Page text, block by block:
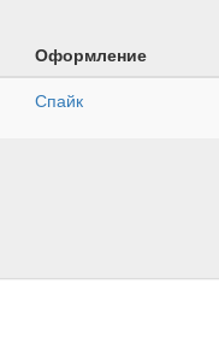
Оформление
Спайк